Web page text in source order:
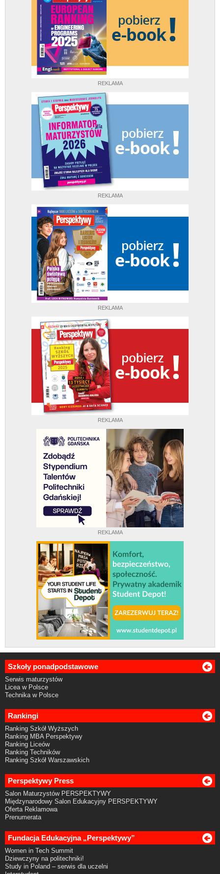
REKLAMA
REKLAMA
REKLAMA
REKLAMA
REKLAMA
Szkoły ponadpodstawowe
Serwis maturzystów
Licea w Polsce
Technika w Polsce
Rankingi
Ranking Szkół Wyższych
Ranking MBA Perspektywy
Ranking Liceów
Ranking Techników
Ranking Szkół Warszawskich
Perspektywy Press
Salon Maturzystów PERSPEKTYWY
Międzynarodowy Salon Edukacyjny PERSPEKTYWY
Oferta Reklamowa
Prenumerata
Fundacja Edukacyjna „Perspektywy”
Women in Tech Summit
Dziewczyny na politechniki!
Study in Poland – serwis dla uczelni